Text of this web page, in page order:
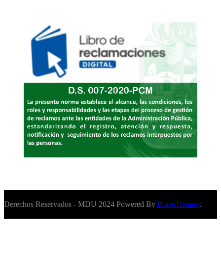
Derechos Reservados - MDU 2024 Powered By BlazeThemes.